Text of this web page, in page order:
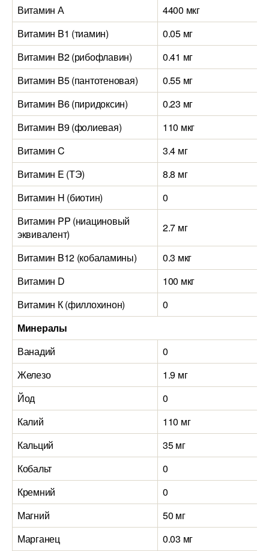
Витамин А
4400 мкг
Витамин B1 (тиамин)
0.05 мг
Витамин B2 (рибофлавин)
0.41 мг
Витамин B5 (пантотеновая)
0.55 мг
Витамин B6 (пиридоксин)
0.23 мг
Витамин B9 (фолиевая)
110 мкг
Витамин C
3.4 мг
Витамин E (ТЭ)
8.8 мг
Витамин H (биотин)
0
Витамин PP (ниациновый
эквивалент)
2.7 мг
Витамин B12 (кобаламины)
0.3 мкг
Витамин D
100 мкг
Витамин К (филлохинон)
0
Минералы
Ванадий
0
Железо
1.9 мг
Йод
0
Калий
110 мг
Кальций
35 мг
Кобальт
0
Кремний
0
Магний
50 мг
Марганец
0.03 мг